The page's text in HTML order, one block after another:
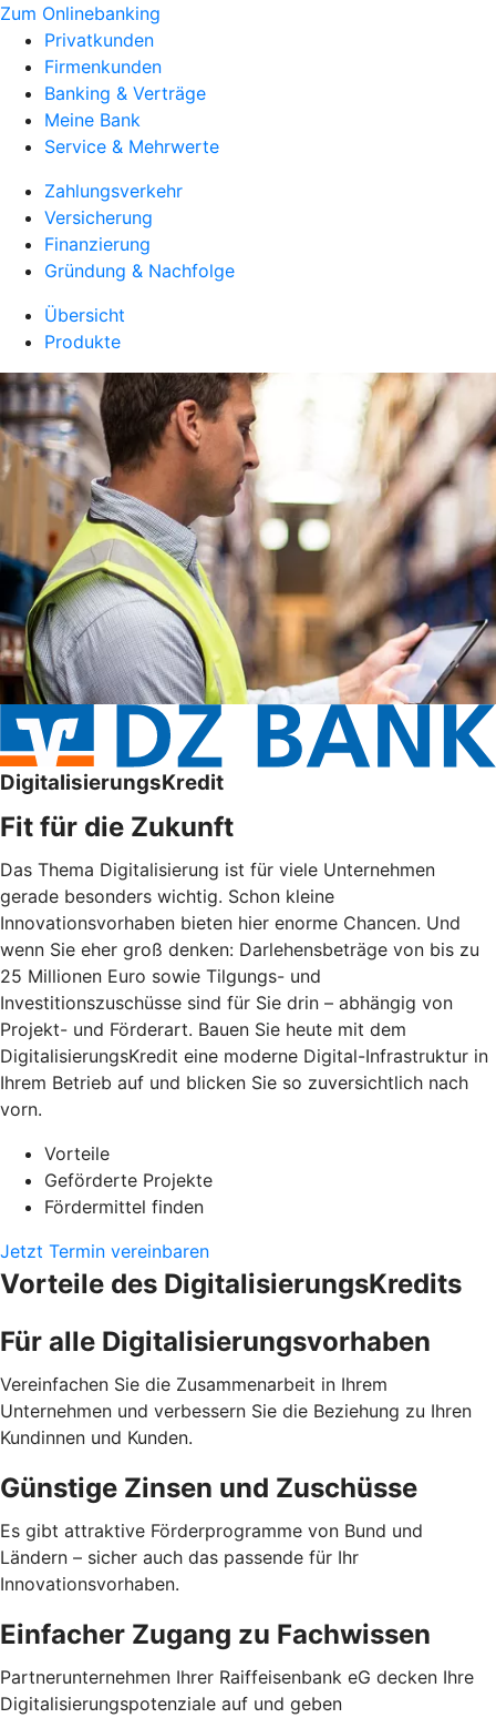
Zum Onlinebanking
Privatkunden
Firmenkunden
Banking & Verträge
Meine Bank
Service & Mehrwerte
Zahlungsverkehr
Versicherung
Finanzierung
Gründung & Nachfolge
Übersicht
Produkte
DigitalisierungsKredit
Fit für die Zukunft
Das Thema Digitalisierung ist für viele Unternehmen
gerade besonders wichtig. Schon kleine
Innovationsvorhaben bieten hier enorme Chancen. Und
wenn Sie eher groß denken: Darlehensbeträge von bis zu
25 Millionen Euro sowie Tilgungs- und
Investitionszuschüsse sind für Sie drin – abhängig von
Projekt- und Förderart. Bauen Sie heute mit dem
DigitalisierungsKredit eine moderne Digital-Infrastruktur in
Ihrem Betrieb auf und blicken Sie so zuversichtlich nach
vorn.
Vorteile
Geförderte Projekte
Fördermittel finden
Jetzt Termin vereinbaren
Vorteile des DigitalisierungsKredits
Für alle Digitalisierungsvorhaben
Vereinfachen Sie die Zusammenarbeit in Ihrem
Unternehmen und verbessern Sie die Beziehung zu Ihren
Kundinnen und Kunden.
Günstige Zinsen und Zuschüsse
Es gibt attraktive Förderprogramme von Bund und
Ländern – sicher auch das passende für Ihr
Innovationsvorhaben.
Einfacher Zugang zu Fachwissen
Partnerunternehmen Ihrer Raiffeisenbank eG decken Ihre
Digitalisierungspotenziale auf und geben